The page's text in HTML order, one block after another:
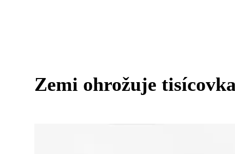
Zemi ohrožuje